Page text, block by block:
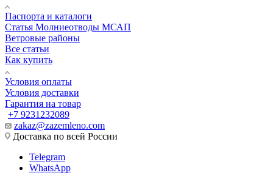
Паспорта и каталоги
Статья Молниеотводы МСАП
Ветровые районы
Все статьи
Как купить
Условия оплаты
Условия доставки
Гарантия на товар
+7 9231232089
zakaz@zazemleno.com
Доставка по всей России
Telegram
WhatsApp